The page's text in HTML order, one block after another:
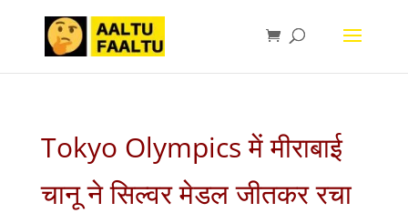
Tokyo Olympics में मीराबाई
चानू ने सिल्वर मेडल जीतकर रचा